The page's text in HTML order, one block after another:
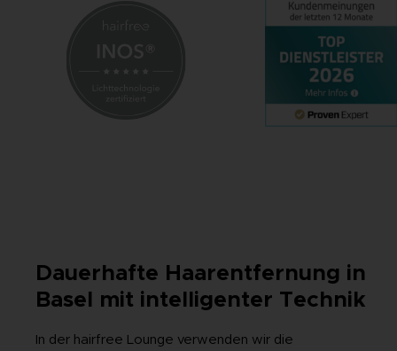
Dauerhafte Haarentfernung in
Basel mit intelligenter Technik
In der hairfree Lounge verwenden wir die